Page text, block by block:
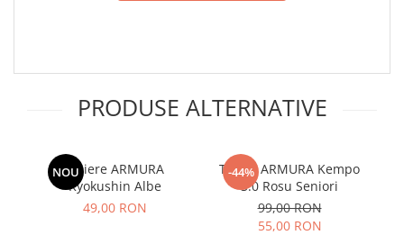
PRODUSE ALTERNATIVE
NOUTibiere ARMURA
Kyokushin Albe
49,00 RON
-44%
Tricou ARMURA Kempo
3.0 Rosu Seniori
99,00 RON
55,00 RON